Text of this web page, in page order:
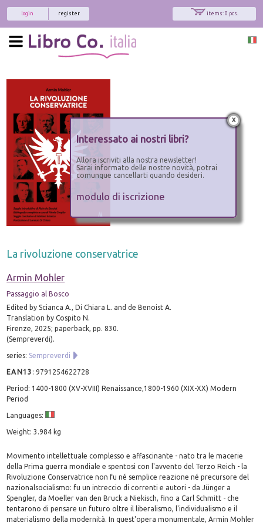
items: 0 pcs.
register
login
La rivoluzione conservatrice
Armin Mohler
Passaggio al Bosco
Edited by Scianca A., Di Chiara L. and de Benoist A.
Translation by Cospito N.
Firenze, 2025; paperback, pp. 830.
(Sempreverdi).
series: Sempreverdi
EAN13 :9791254622728
Period: 1400-1800 (XV-XVIII) Renaissance,1800-1960 (XIX-XX) Modern
Period
Languages:
Weight: 3.984 kg
Movimento intellettuale complesso e affascinante - nato tra le macerie
della Prima guerra mondiale e spentosi con l'avvento del Terzo Reich - la
Rivoluzione Conservatrice non fu né semplice reazione né precursore del
nazionalsocialismo: fu un intreccio di correnti e autori - da Jünger a
Spengler, da Moeller van den Bruck a Niekisch, fino a Carl Schmitt - che
tentarono di pensare un futuro oltre il liberalismo, l'individualismo e il
materialismo della modernità. In quest'opera monumentale, Armin Mohler
x
Interessato ai nostri libri?
Allora iscriviti alla nostra newsletter!
Sarai informato delle nostre novità, potrai
comunque cancellarti quando desideri.
modulo di iscrizione